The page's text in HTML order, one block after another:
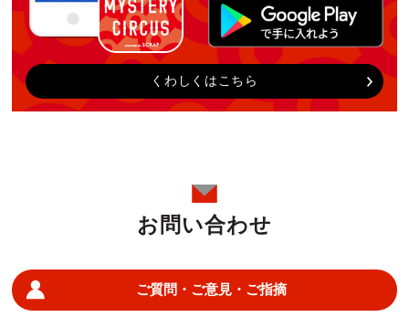
くわしくはこちら
お問い合わせ
ご質問・ご意見・ご指摘